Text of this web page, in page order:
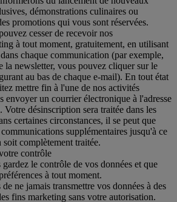
démonstrations culinaires ou
promotions qui vous sont réservées.
cesser de recevoir nos
à tout moment, gratuitement, en utilisant
chaque communication (par exemple,
la newsletter, vous pouvez cliquer sur le
au bas de chaque e-mail). En tout état
mettre fin à l'une de nos activités
envoyer un courrier électronique à l'adresse
. Votre désinscription sera traitée dans les
certaines circonstances, il se peut que
supplémentaires jusqu'à ce
complètement traitée.
contrôle
le contrôle de vos données et que
à tout moment.
ne jamais transmettre vos données à des
fins marketing sans votre autorisation.